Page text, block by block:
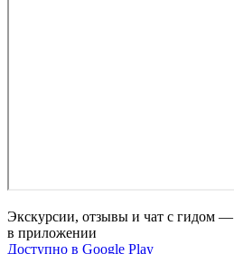
Экскурсии, отзывы и чат с гидом —
в приложении
Доступно в Google Play